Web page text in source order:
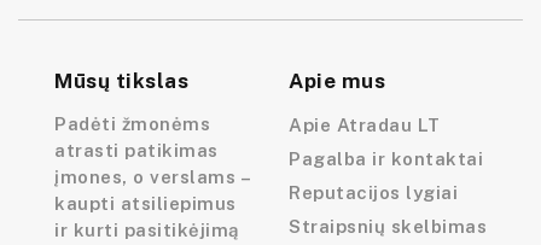
Mūsų tikslas
Padėti žmonėms
atrasti patikimas
įmones, o verslams –
kaupti atsiliepimus
ir kurti pasitikėjimą
Apie mus
Apie Atradau LT
Pagalba ir kontaktai
Reputacijos lygiai
Straipsnių skelbimas